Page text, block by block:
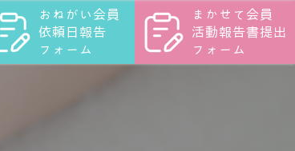
おねがい会員
依頼日報告
フォーム
まかせて会員
活動報告書提出
フォーム